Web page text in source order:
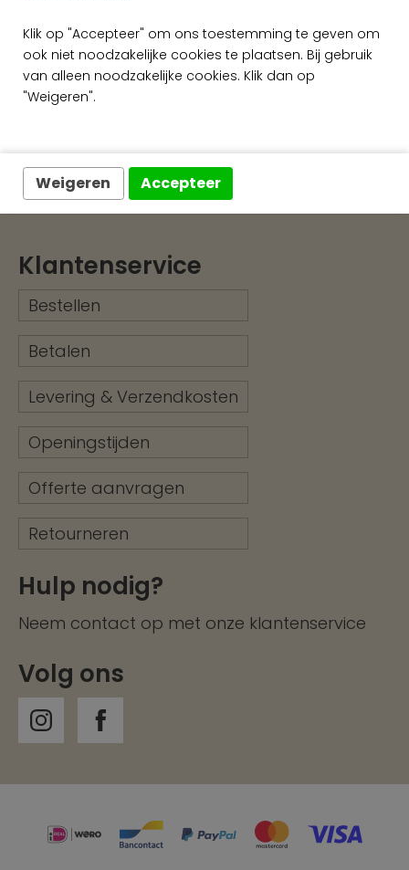
Klik op "Accepteer" om ons toestemming te geven om
ook niet noodzakelijke cookies te plaatsen. Bij gebruik
van alleen noodzakelijke cookies. Klik dan op
"Weigeren".
Weigeren Accepteer
Snelle levering
Exclusieve wandafwerking
Klantenservice
Bestellen
Betalen
Levering & Verzendkosten
Openingstijden
Offerte aanvragen
Retourneren
Hulp nodig?
Neem contact op met onze klantenservice
Volg ons